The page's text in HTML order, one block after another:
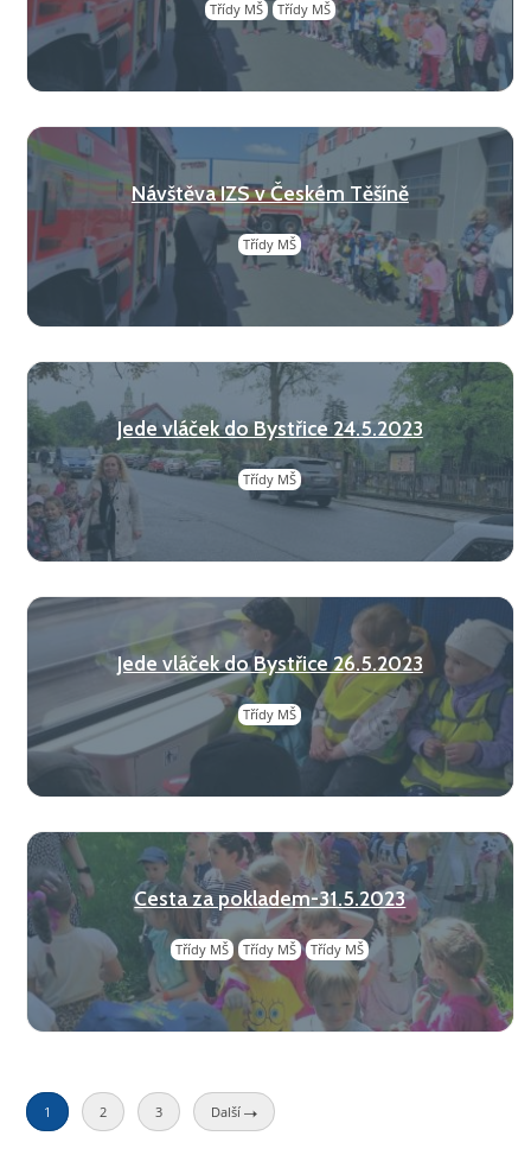
Třídy MŠ Třídy MŠ
Návštěva IZS v Českém Těšíně
Třídy MŠ
Jede vláček do Bystřice 24.5.2023
Třídy MŠ
Jede vláček do Bystřice 26.5.2023
Třídy MŠ
Cesta za pokladem-31.5.2023
Třídy MŠ Třídy MŠ Třídy MŠ
1 2 3 Další